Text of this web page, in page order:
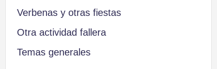
Verbenas y otras fiestas
Otra actividad fallera
Temas generales